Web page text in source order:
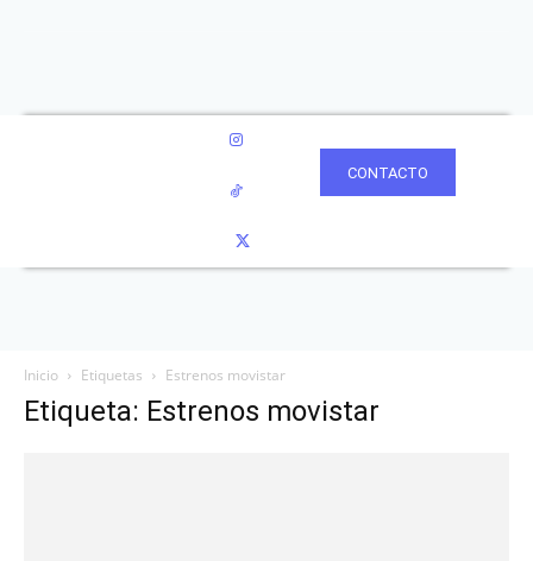
CONTACTO
Inicio Etiquetas Estrenos movistar
Etiqueta: Estrenos movistar